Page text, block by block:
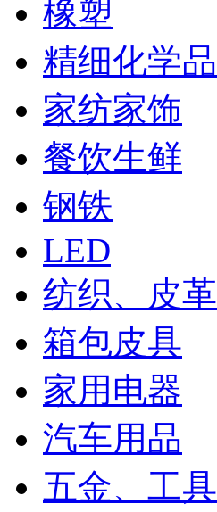
橡塑
精细化学品
家纺家饰
餐饮生鲜
钢铁
LED
纺织、皮革
箱包皮具
家用电器
汽车用品
五金、工具